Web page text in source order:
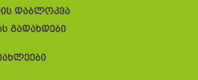
დაბლოკვა
გადახდები